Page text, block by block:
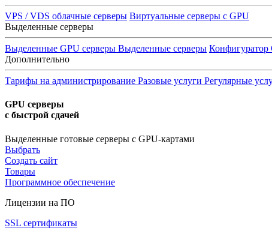
VPS / VDS облачные серверы Виртуальные серверы с GPU
Выделенные серверы
Выделенные GPU серверы Выделенные серверы Конфигуратор
Дополнительно
Тарифы на администрирование Разовые услуги Регулярные
GPU серверы
с быстрой сдачей
Выделенные готовые серверы с GPU-картами
Выбрать
Создать сайт
Товары
Программное обеспечение
Лицензии на ПО
SSL сертификаты